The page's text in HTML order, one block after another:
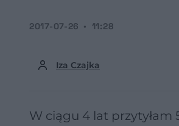
Iza Czajka
2017-07-26 11:28
W ciągu 4 lat